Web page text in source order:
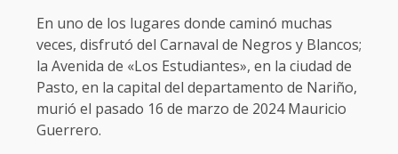
En uno de los lugares donde caminó muchas
veces, disfrutó del Carnaval de Negros y Blancos;
la Avenida de «Los Estudiantes», en la ciudad de
Pasto, en la capital del departamento de Nariño,
murió el pasado 16 de marzo de 2024 Mauricio
Guerrero.